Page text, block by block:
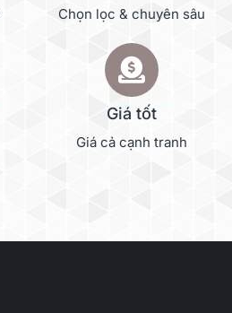
Chọn lọc & chuyên sâu
Giá tốt
Giá cả cạnh tranh